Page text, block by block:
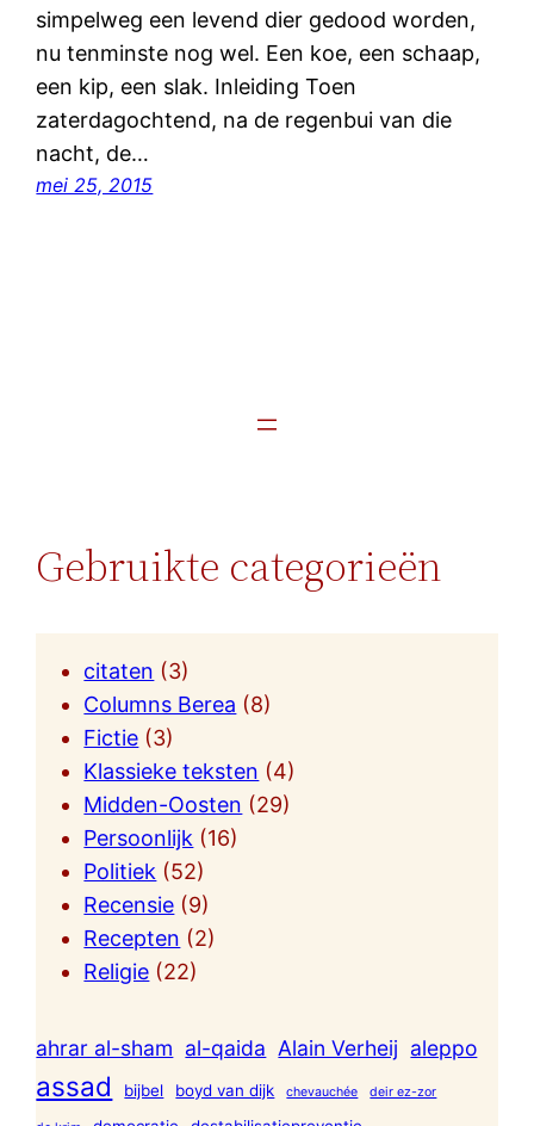
simpelweg een levend dier gedood worden,
nu tenminste nog wel. Een koe, een schaap,
een kip, een slak. Inleiding Toen
zaterdagochtend, na de regenbui van die
nacht, de…
mei 25, 2015
Gebruikte categorieën
citaten (3)
Columns Berea (8)
Fictie (3)
Klassieke teksten (4)
Midden-Oosten (29)
Persoonlijk (16)
Politiek (52)
Recensie (9)
Recepten (2)
Religie (22)
ahrar al-sham al-qaida Alain Verheij aleppo
assad bijbel boyd van dijk chevauchée deir ez-zor